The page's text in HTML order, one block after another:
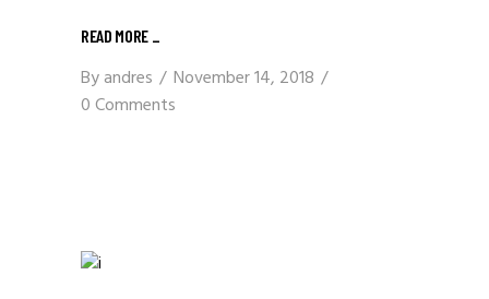
READ MORE _
Byandres
November 14, 2018
0 Comments